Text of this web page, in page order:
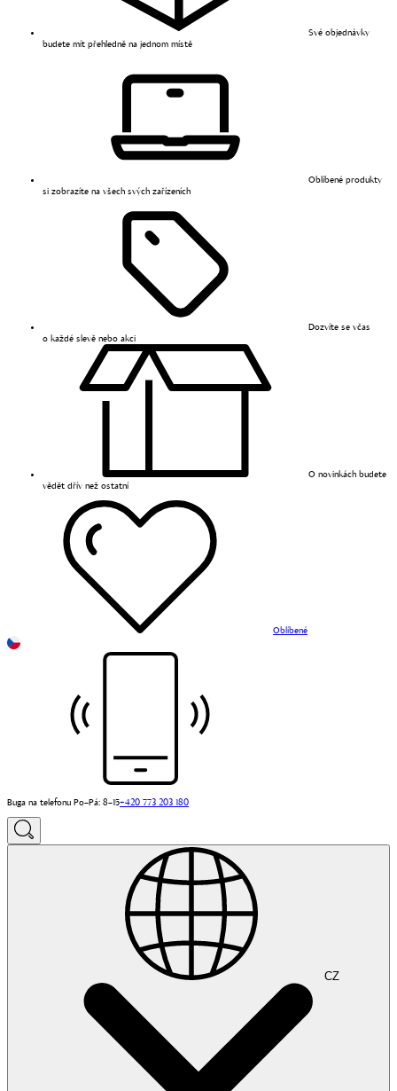
Své objednávky
budete mít přehledně na jednom místě
Oblíbené produkty
si zobrazíte na všech svých zařízeních
Dozvíte se včas
o každé slevě nebo akci
O novinkách budete
vědět dřív než ostatní
Oblíbené
Buga na telefonu Po–Pá: 8–15+420 773 203 180
CZ